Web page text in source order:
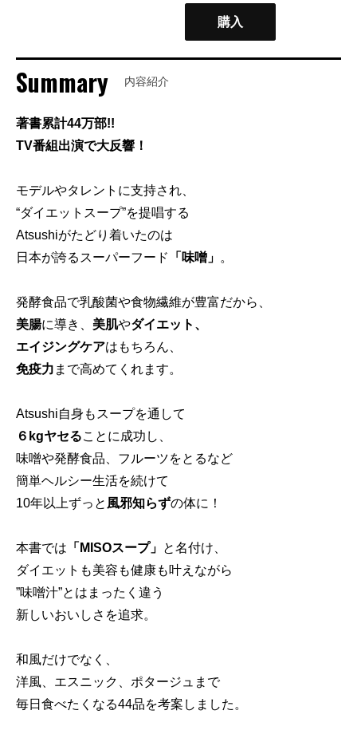
購入
Summary 内容紹介
著書累計44万部!!
TV番組出演で大反響！
モデルやタレントに支持され、
“ダイエットスープ”を提唱する
Atsushiがたどり着いたのは
日本が誇るスーパーフード
「味噌」 。
発酵食品で乳酸菌や食物繊維が豊富だから、
美腸に導き、 美肌やダイエット、
エイジングケアはもちろん、
免疫力 まで高めてくれます。
Atsushi自身もスープを通して
６kgヤセることに成功し、
味噌や発酵食品、フルーツをとるなど
簡単ヘルシー生活を続けて
10年以上ずっと 風邪知らずの体に！
本書では 「MISOスープ」 と名付け、
ダイエットも美容も健康も叶えながら
”味噌汁”とはまったく違う
新しいおいしさを追求。
和風だけでなく、
洋風、エスニック、ポタージュまで
毎日食べたくなる44品を考案しました。